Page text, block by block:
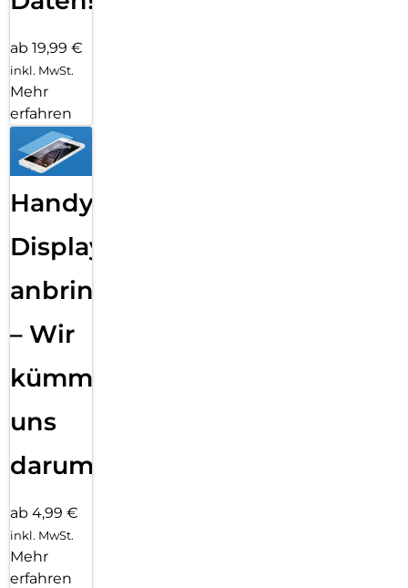
ab 19,99 €
inkl. MwSt.
Mehr
erfahren
Handy
Displayfolie
anbringen
– Wir
kümmern
uns
darum!
ab 4,99 €
inkl. MwSt.
Mehr
erfahren